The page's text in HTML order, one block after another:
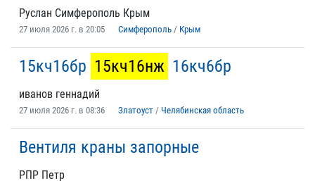
Руслан Симферополь Крым
27 июля 2026 г. в 20:05 Симферополь / Крым
15кч16бр 15кч16нж 16кч6бр
иванов геннадий
27 июля 2026 г. в 08:36 Златоуст / Челябинская область
Вентиля краны запорные
РПР Петр